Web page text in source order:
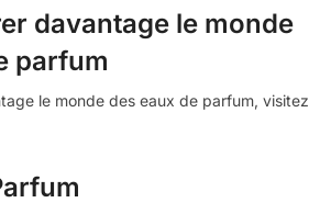
davantage le monde
parfum
le monde des eaux de parfum, visitez